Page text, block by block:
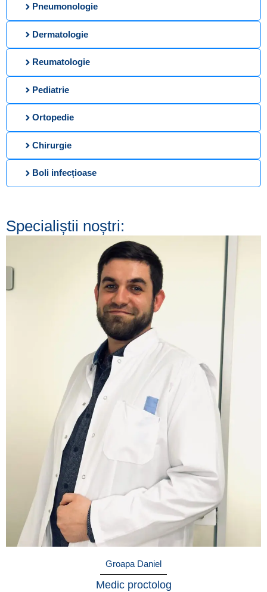
Pneumonologie
Dermatologie
Reumatologie
Pediatrie
Ortopedie
Chirurgie
Boli infecțioase
Specialiștii noștri:
Groapa Daniel
Medic proctolog